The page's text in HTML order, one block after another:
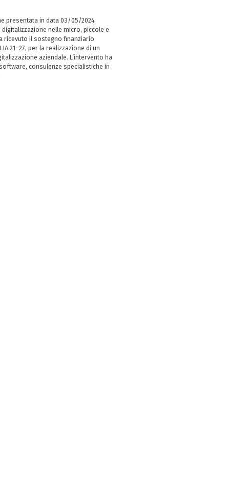
presentata in data 03/05/2024
nelle micro, piccole e
ricevuto il sostegno finanziario
21–27, per la realizzazione di un
aziendale. L’intervento ha
consulenze specialistiche in